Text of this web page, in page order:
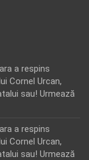
a respins
Cornel Urcan,
sau! Urmează
a respins
Cornel Urcan,
sau! Urmează